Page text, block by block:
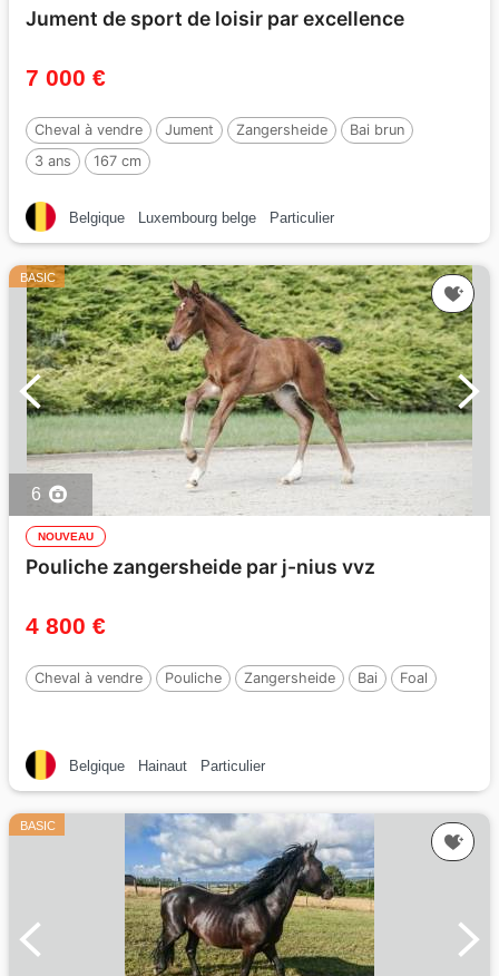
Jument de sport de loisir par excellence
7 000 €
Cheval à vendre Jument Zangersheide
Bai brun
3 ans
167 cm
Belgique Luxembourg belge Particulier
BASIC
6
NOUVEAU
Pouliche zangersheide par j-nius vvz
4 800 €
Cheval à vendre Pouliche Zangersheide Bai Foal
Belgique Hainaut Particulier
BASIC